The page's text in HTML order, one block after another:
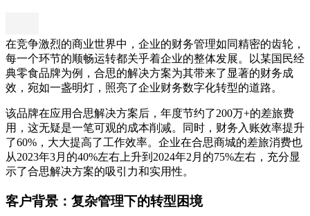
在竞争激烈的商业世界中，企业的财务管理如同精密的齿轮，
每一个环节的顺畅运转都关乎着企业的整体发展。以某国民经
典零食品牌为例，合思的解决方案为其带来了显著的财务成
效，宛如一盏明灯，照亮了企业财务数字化转型的道路。
该品牌在应用合思解决方案后，年度节约了200万+的差旅费
用，这无疑是一笔可观的成本削减。同时，财务入账效率提升
了60%，大大提高了工作效率。企业在合思商城的差旅消费也
从2023年3月的40%左右上升到2024年2月的75%左右，充分显
示了合思解决方案的吸引力和实用性。
客户背景：复杂管理下的转型困境